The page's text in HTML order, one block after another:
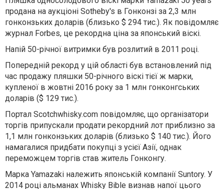
продана на аукціоні Sotheby's в Гонконзі за 2,3 млн
гонконзьких доларів (близько $ 294 тис.). Як повідомляє
журнал Forbes, це рекордна ціна за японський віскі.
Напій 50-річної витримки був розлитий в 2011 році.
Попередній рекорд у цій області був встановлений під
час продажу пляшки 50-річного віскі тієї ж марки,
купленої в жовтні 2016 року за 1 млн гонконгських
доларів ($ 129 тис.).
Портал Scotchwhisky.com повідомляє, що організатори
торгів припускали продати рекордний лот приблизно за
1,1 млн гонконзьких доларів (близько $ 140 тис.). Його
намагалися придбати покупці з усієї Азії, однак
переможцем торгів став житель Гонконгу.
Марка Yamazaki належить японській компанії Suntory. У
2014 році альманах Whisky Bible визнав напої цього